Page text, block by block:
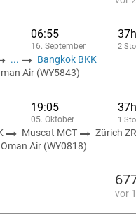
06:55
16. September 2
...
Bangkok BKK
Air (WY5843)
19:05
05. Oktober 1
Muscat MCT
Zürich
Air (WY0818)
vor